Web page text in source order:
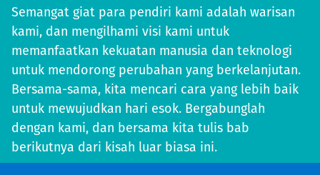
Semangat giat para pendiri kami adalah warisan
kami, dan mengilhami visi kami untuk
memanfaatkan kekuatan manusia dan teknologi
untuk mendorong perubahan yang berkelanjutan.
Bersama-sama, kita mencari cara yang lebih baik
untuk mewujudkan hari esok. Bergabunglah
dengan kami, dan bersama kita tulis bab
berikutnya dari kisah luar biasa ini.